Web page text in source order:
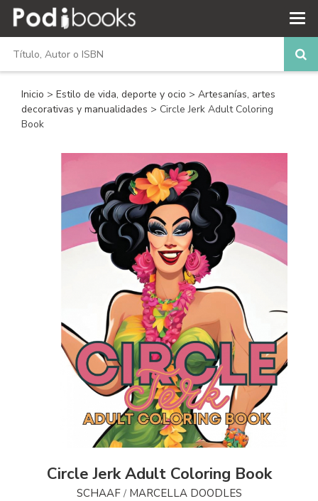
Inicio > Estilo de vida, deporte y ocio > Artesanías, artes
decorativas y manualidades > Circle Jerk Adult Coloring
Book
Circle Jerk Adult Coloring Book
SCHAAF/ MARCELLA DOODLES